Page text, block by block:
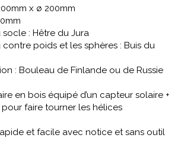
x ø 200mm
: Hêtre du Jura
poids et les sphères : Buis du
: Bouleau de Finlande ou de Russie
en bois équipé d’un capteur solaire +
faire tourner les hélices
et facile avec notice et sans outil